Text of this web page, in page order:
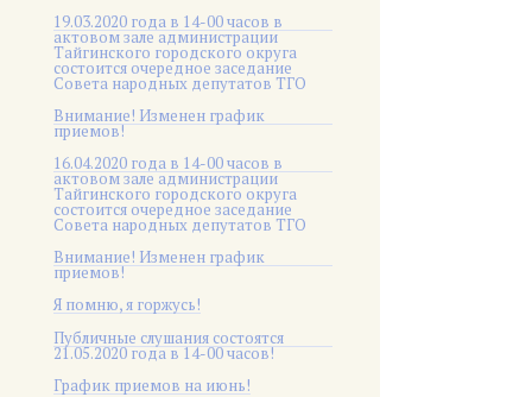
19.03.2020 года в 14-00 часов в
актовом зале администрации
Тайгинского городского округа
состоится очередное заседание
Совета народных депутатов ТГО
Внимание! Изменен график
приемов!
16.04.2020 года в 14-00 часов в
актовом зале администрации
Тайгинского городского округа
состоится очередное заседание
Совета народных депутатов ТГО
Внимание! Изменен график
приемов!
Я помню, я горжусь!
Публичные слушания состоятся
21.05.2020 года в 14-00 часов!
График приемов на июнь!